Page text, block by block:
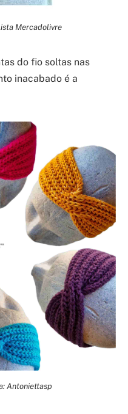
Mercadolivre
do fio soltas nas
inacabado é a
Antoniettasp